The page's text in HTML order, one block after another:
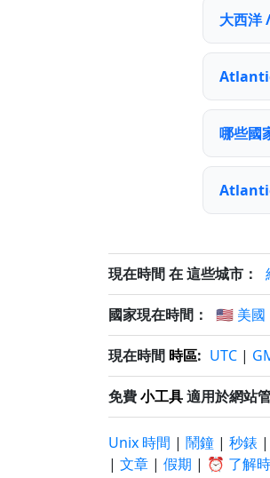
大西洋
哪些國
現在時間 在 這些城市：
國家現在時間： 🇺🇸 美國
現在時間 時區: UTC |
免費小工具適用於網站
Unix 時間 | 鬧鐘 | 秒錶 |
| 文章 | 假期 | ⏰ 了解